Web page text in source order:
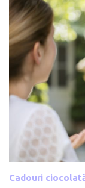
Cadouri